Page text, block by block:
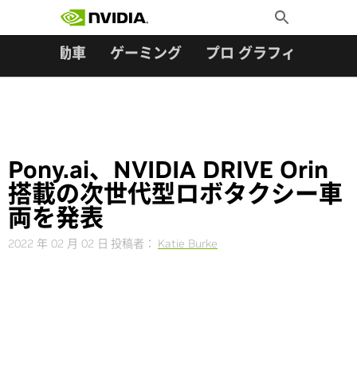
Toggle
Search
自動車 ゲーミング プロ グラフィックス
Pony.ai、NVIDIA DRIVE Orin
搭載の次世代型ロボタクシー車
両を発表
2022 年 02 月 02 日 投稿者： Katie Burke